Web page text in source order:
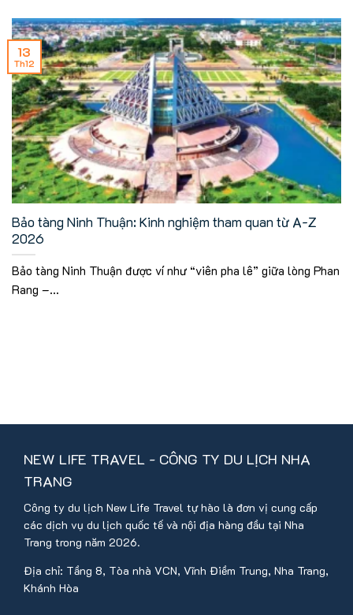
Bảo tàng Ninh Thuận: Kinh nghiệm tham quan từ A-Z
2026
Bảo tàng Ninh Thuận được ví như “viên pha lê” giữa lòng Phan
Rang –...
13
Th12
NEW LIFE TRAVEL - CÔNG TY DU LỊCH NHA
TRANG
Công ty du lịch New Life Travel tự hào là đơn vị cung cấp
các dịch vụ du lịch quốc tế và nội địa hàng đầu tại Nha
Trang trong năm 2026.
Địa chỉ: Tầng 8, Tòa nhà VCN, Vĩnh Điềm Trung, Nha Trang,
Khánh Hòa